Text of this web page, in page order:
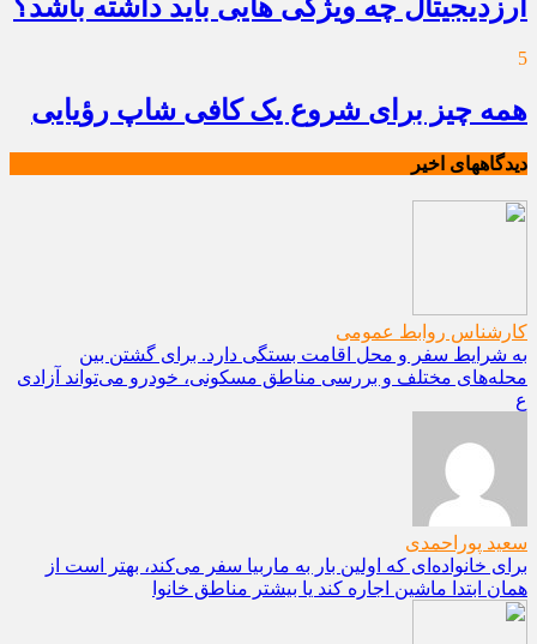
ارزدیجیتال چه ویژگی هایی باید داشته باشد؟
5
همه چیز برای شروع یک کافی شاپ رؤیایی
دیدگاههای اخیر
کارشناس روابط عمومی
به شرایط سفر و محل اقامت بستگی دارد. برای گشتن بین
محله‌های مختلف و بررسی مناطق مسکونی، خودرو می‌تواند آزادی
ع
سعید پوراحمدی
برای خانواده‌ای که اولین بار به ماربیا سفر می‌کند، بهتر است از
همان ابتدا ماشین اجاره کند یا بیشتر مناطق خانوا